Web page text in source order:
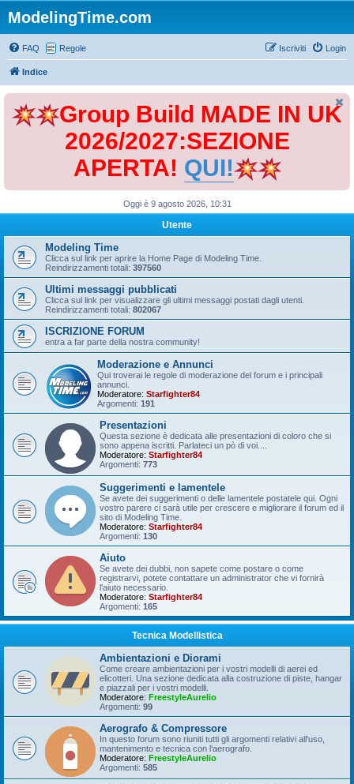
ModelingTime.com
FAQ Regole Login
Iscriviti
Indice
Group Build MADE IN UK
2026/2027:SEZIONE
APERTA! QUI!
Oggi è 9 agosto 2026, 10:31
Utente
Modeling Time
Clicca sul link per aprire la Home Page di Modeling Time.
Reindirizzamenti totali: 397560
Ultimi messaggi pubblicati
Clicca sul link per visualizzare gli ultimi messaggi postati dagli utenti.
Reindirizzamenti totali: 802067
ISCRIZIONE FORUM
entra a far parte della nostra community!
Moderazione e Annunci
Qui troverai le regole di moderazione del forum e i principali
annunci.
Moderatore: Starfighter84
Argomenti: 191
Presentazioni
Questa sezione è dedicata alle presentazioni di coloro che si
sono appena iscritti. Parlateci un pò di voi....
Moderatore: Starfighter84
Argomenti: 773
Suggerimenti e lamentele
Se avete dei suggerimenti o delle lamentele postatele qui. Ogni
vostro parere ci sarà utile per crescere e migliorare il forum ed il
sito di Modeling Time.
Moderatore: Starfighter84
Argomenti: 130
Aiuto
Se avete dei dubbi, non sapete come postare o come
registrarvi, potete contattare un administrator che vi fornirà
l'aiuto necessario.
Moderatore: Starfighter84
Argomenti: 165
Tecnica Modellistica
Ambientazioni e Diorami
Come creare ambientazioni per i vostri modelli di aerei ed
elicotteri. Una sezione dedicata alla costruzione di piste, hangar
e piazzali per i vostri modelli.
Moderatore: FreestyleAurelio
Argomenti: 99
Aerografo & Compressore
In questo forum sono riuniti tutti gli argomenti relativi all'uso,
mantenimento e tecnica con l'aerografo.
Moderatore: FreestyleAurelio
Argomenti: 585